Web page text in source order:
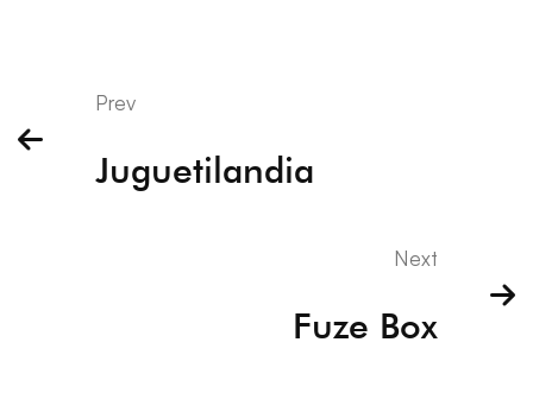
Prev
Juguetilandia
Next
Fuze Box